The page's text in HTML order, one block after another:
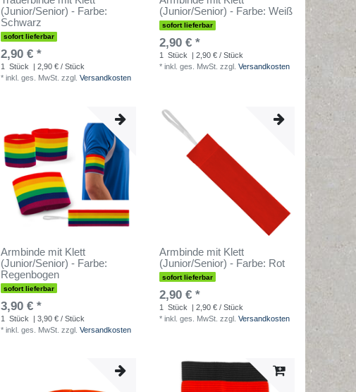
(Junior/Senior) - Farbe:
Schwarz
sofort lieferbar
2,90 € *
1 Stück
| 2,90 € / Stück
* inkl. ges. MwSt. zzgl. Versandkosten
(Junior/Senior) - Farbe: Weiß
sofort lieferbar
2,90 € *
1 Stück
| 2,90 € / Stück
* inkl. ges. MwSt. zzgl. Versandkosten
Armbinde mit Klett
(Junior/Senior) - Farbe:
Regenbogen
sofort lieferbar
3,90 € *
1 Stück
| 3,90 € / Stück
* inkl. ges. MwSt. zzgl. Versandkosten
Armbinde mit Klett
(Junior/Senior) - Farbe: Rot
sofort lieferbar
2,90 € *
1 Stück
| 2,90 € / Stück
* inkl. ges. MwSt. zzgl. Versandkosten